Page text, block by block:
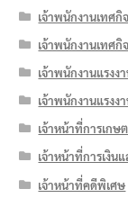
เจ้าพนักงานเทศกิจ
เจ้าพนักงานเทศ
เจ้าพนักงานแรงง
เจ้าพนักงานแรงง
เจ้าหน้าที่การเกษ
เจ้าหน้าที่การเงิน
เจ้าหน้าที่คดีพิเศษ